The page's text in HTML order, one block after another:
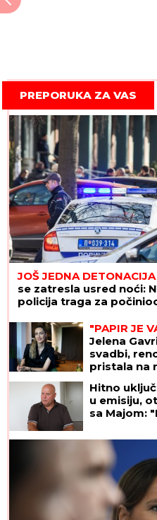
PREPORUKA ZA VAS
JOŠ JEDNA
se zatresla usred noći:
policija traga za
"PAPIR JE
Jelena
svadbi,
pristala na
odustajem"
Hitno
u emisiju,
sa Majom: